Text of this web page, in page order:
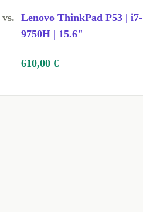
vs. Lenovo ThinkPad P53 | i7-
9750H | 15.6"
610,00 €